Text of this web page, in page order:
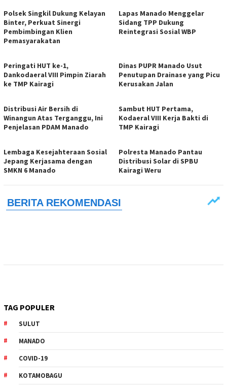
Polsek Singkil Dukung Kelayan
Binter, Perkuat Sinergi
Pembimbingan Klien
Pemasyarakatan
Lapas Manado Menggelar
Sidang TPP Dukung
Reintegrasi Sosial WBP
Peringati HUT ke-1,
Dankodaeral VIII Pimpin Ziarah
ke TMP Kairagi
Dinas PUPR Manado Usut
Penutupan Drainase yang Picu
Kerusakan Jalan
Distribusi Air Bersih di
Winangun Atas Terganggu, Ini
Penjelasan PDAM Manado
Sambut HUT Pertama,
Kodaeral VIII Kerja Bakti di
TMP Kairagi
Lembaga Kesejahteraan Sosial
Jepang Kerjasama dengan
SMKN 6 Manado
Polresta Manado Pantau
Distribusi Solar di SPBU
Kairagi Weru
TAG POPULER
SULUT
MANADO
COVID-19
KOTAMOBAGU